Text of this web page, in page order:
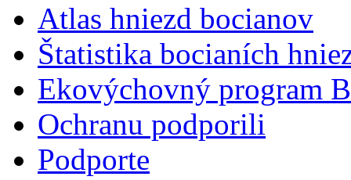
Atlas hniezd bocianov
Štatistika bocianích
Ekovýchovný program
Ochranu podporili
Podporte